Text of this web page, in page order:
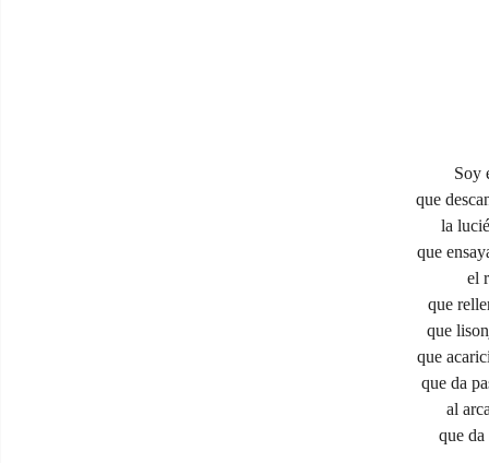
Soy
que
la
que
el
que
que
que
que da
al
que